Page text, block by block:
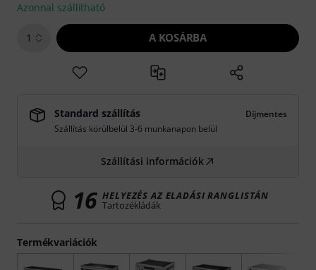
Termékvariációk
Azonnal szállítható
1 A KOSÁRBA
Standard szállítás
Díjmentes
Szállítás körülbelül 3-6 munkanapon belül
Szállítási információk
16 HELYEZÉS AZ ELADÁSI RANGLISTÁN
Tartozékládák